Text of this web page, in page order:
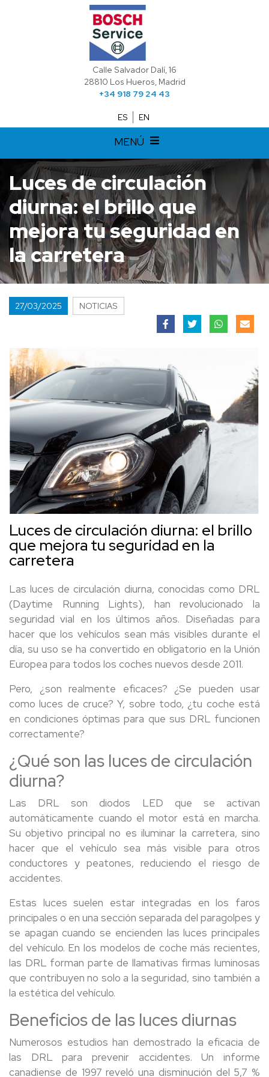
Calle Salvador Dalí, 16
28810 Los Hueros, Madrid
+34 918 79 24 43
ES EN
MENÚ
Luces de circulación
diurna: el brillo que
mejora tu seguridad en
la carretera
27/03/2025 NOTICIAS
Luces de circulación diurna: el brillo
que mejora tu seguridad en la
carretera
Las luces de circulación diurna, conocidas como DRL
(Daytime Running Lights), han revolucionado la
seguridad vial en los últimos años. Diseñadas para
hacer que los vehículos sean más visibles durante el
día, su uso se ha convertido en obligatorio en la Unión
Europea para todos los coches nuevos desde 2011.
Pero, ¿son realmente eficaces? ¿Se pueden usar
como luces de cruce? Y, sobre todo, ¿tu coche está
en condiciones óptimas para que sus DRL funcionen
correctamente?
¿Qué son las luces de circulación
diurna?
Las DRL son diodos LED que se activan
automáticamente cuando el motor está en marcha.
Su objetivo principal no es iluminar la carretera, sino
hacer que el vehículo sea más visible para otros
conductores y peatones, reduciendo el riesgo de
accidentes.
Estas luces suelen estar integradas en los faros
principales o en una sección separada del paragolpes y
se apagan cuando se encienden las luces principales
del vehículo. En los modelos de coche más recientes,
las DRL forman parte de llamativas firmas luminosas
que contribuyen no solo a la seguridad, sino también a
la estética del vehículo.
Beneficios de las luces diurnas
Numerosos estudios han demostrado la eficacia de
las DRL para prevenir accidentes. Un informe
canadiense de 1997 reveló una disminución del 5,7 %